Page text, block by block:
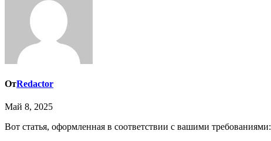
ОтRedactor
Май 8, 2025
Вот статья, оформленная в соответствии с вашими требованиями: